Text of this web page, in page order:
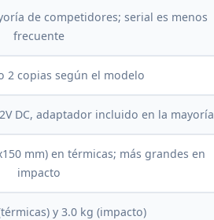
de competidores; serial es menos
frecuente
2 copias según el modelo
DC, adaptador incluido en la mayoría
mm) en térmicas; más grandes en
impacto
y 3.0 kg (impacto)